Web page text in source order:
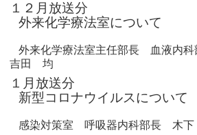
１２月放送分
外来化学療法室について
外来化学療法室主任部長 血液内
吉田 均
１月放送分
新型コロナウイルスについて
感染対策室 呼吸器内科部長 木